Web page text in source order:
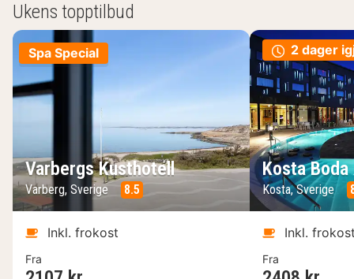
Ukens topptilbud
Spa Special
Varbergs Kusthotell
Varberg, Sverige 8.5
Inkl. frokost
Fra
2 dager
Kosta
Kosta, Sverige
Inkl.
Fra